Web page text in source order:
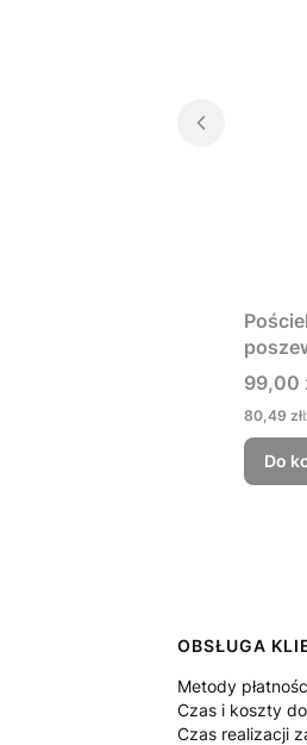
Cena
99,00
Cena
80,49 zł
Do
OBSŁUGA
Metody
Czas i koszty
Czas realizacji